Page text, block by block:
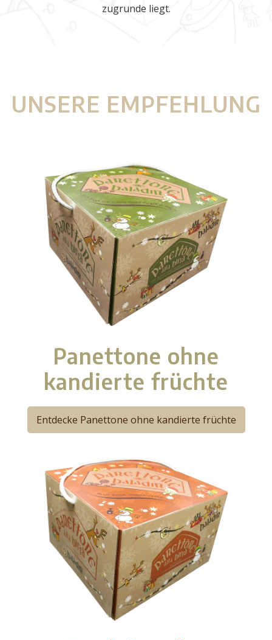
zugrunde liegt.
UNSERE EMPFEHLUNG
Panettone ohne
kandierte früchte
Entdecke Panettone ohne kandierte früchte